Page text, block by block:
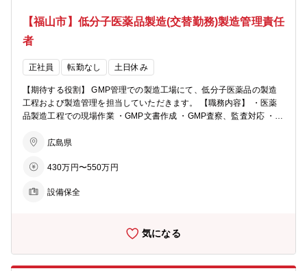
【福山市】低分子医薬品製造(交替勤務)製造管理責任
者
正社員 転勤なし 土日休み
【期待する役割】 GMP管理での製造工場にて、低分子医薬品の製造
工程および製造管理を担当していただきます。 【職務内容】 ・医薬
品製造工程での現場作業 ・GMP文書作成 ・GMP査察、監査対応 ・G
すが、 工場の稼働計画によっては下記時間帯での交替勤務が 発
3:00～7:10 【キャリアパス】 入社後は医薬品製造工程に入っていた
察・監査対応といった経験も積んでいただきながら、将来的には製造
広島県
430万円〜550万円
設備保全
気になる